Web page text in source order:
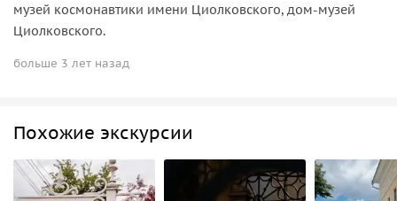
музей космонавтики имени Циолковского, дом-музей
Циолковского.
больше 3 лет назад
Похожие экскурсии